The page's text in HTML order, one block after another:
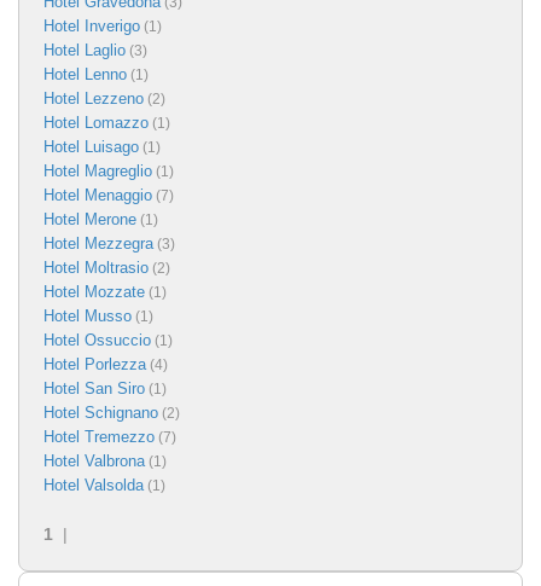
Hotel Inverigo (1)
Hotel Laglio (3)
Hotel Lenno (1)
Hotel Lezzeno (2)
Hotel Lomazzo (1)
Hotel Luisago (1)
Hotel Magreglio (1)
Hotel Menaggio (7)
Hotel Merone (1)
Hotel Mezzegra(3)
Hotel Moltrasio (2)
Hotel Mozzate (1)
Hotel Musso (1)
Hotel Ossuccio (1)
Hotel Porlezza(4)
Hotel San Siro (1)
Hotel Schignano (2)
Hotel Tremezzo (7)
Hotel Valbrona(1)
Hotel Valsolda(1)
1 |